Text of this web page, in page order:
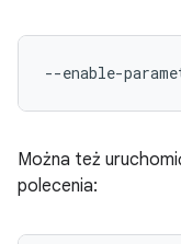
Można też
polecenia: